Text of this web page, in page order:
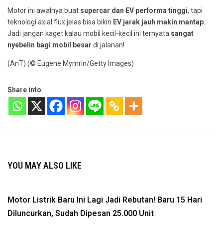
Motor ini awalnya buat supercar dan EV performa tinggi, tapi
teknologi axial flux jelas bisa bikin EV jarak jauh makin mantap
Jadi jangan kaget kalau mobil kecil-kecil ini ternyata sangat
nyebelin bagi mobil besar di jalanan!
(AnT) (© Eugene Mymrin/Getty Images)
Share into
YOU MAY ALSO LIKE
Motor Listrik Baru Ini Lagi Jadi Rebutan! Baru 15 Hari
Diluncurkan, Sudah Dipesan 25.000 Unit